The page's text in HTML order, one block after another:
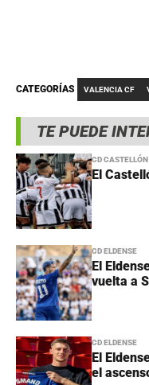
TE PUEDE
CD CASTELLÓN
El
CD ELDENSE
El
vuelta a
CD ELDENSE
El
el
CATEGORÍAS VALENCIA CF